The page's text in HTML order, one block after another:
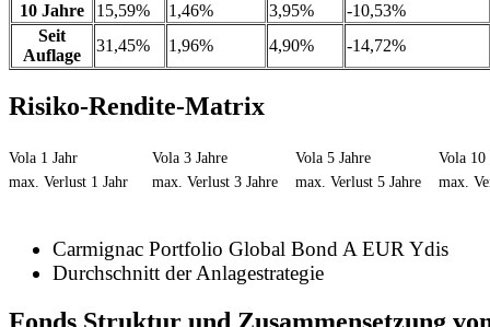
10 Jahre 15,59% 1,46% 3,95%
-10,53%
Seit
Auflage
31,45% 1,96% 4,90% -14,72%
Risiko-Rendite-Matrix
Vola 1 Jahr Vola 3 Jahre Vola 5 Jahre
Vola 10
max. Verlust 1 Jahr
max. Verlust 3 Jahre max. Verlust 5 Jahre max.
Carmignac Portfolio Global Bond A EUR Ydis
Durchschnitt der Anlagestrategie
Fonds Struktur und Zusammensetzung